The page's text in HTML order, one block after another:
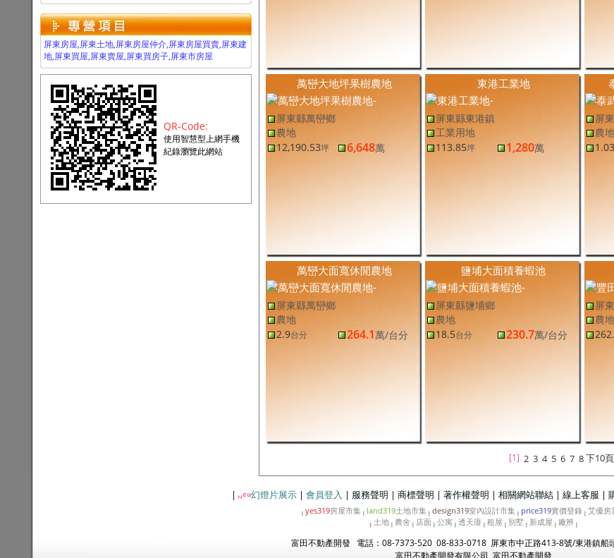
屏東縣九如鄉土地(售屏東農地,九如鄉農地)
九如鄉雙面路養蝦池7.8台分 2.45萬/坪
屏東縣萬丹鄉土地(售屏東農地,萬丹鄉農地)
萬丹20米路上都計農地333坪 3.89萬/坪
屏東縣長治鄉土地(售屏東建地,長治鄉建地)
長治方正送房建地 100.5 12.99
屏東縣長治鄉土地(售屏東建地
長治三面路方正建地295.6坪 15
屏東縣里港鄉土地(售屏東農地 里港鄉農地)
里港農地2.99台分 1.22萬/坪
屏東縣土地(售屏東建地 ,屏東市建地)
榮總精品方正建地119.7坪 32.02
屏東縣東港鎮土地(售屏東工業用地
東港嚴選大面寬工業地255.1 8.00萬/坪
屏東房屋,屏東土地,屏東房屋仲介,屏東房屋買賣,屏東建
地,屏東買屋,屏東賣屋,屏東買房子,屏東市房屋
QR-Code:
使用智慧型上網手機
紀錄瀏覽此網站
萬巒大地坪果樹農地
屏東縣萬巒鄉
農地
12,190.53坪 6,648萬
東港工業地
屏東縣東港鎮
工業用地
113.85坪 1,280萬
屏
農地
1.03
萬巒大面寬休閒農地
屏東縣萬巒鄉
農地
2.9台分 264.1萬/台分
鹽埔大面積養蝦池
屏東縣鹽埔鄉
農地
18.5台分 230.7萬/台分
屏
農地
[1] 2 3 4 5 6 7 8下10頁
| 幻燈片展示 | 會員登入 | 服務聲明 | 商標聲明 | 著作權聲明 | 相關網站聯結 | 線上客服 |
| yes319房屋市集 | land319土地市集 | design319室內設計市集 | price319實價登錄 | 艾優房
| 土地 | 農舍 | 店面 | 公寓 | 透天庴 | 租屋 | 別墅 | 新成屋 | 廠辨 |
富田不動產開發 電話：08-7373-520 08-833-0718 屏東市中正路413-8號/東港鎮船
富田不動產開發有限公司 富田不動產開發